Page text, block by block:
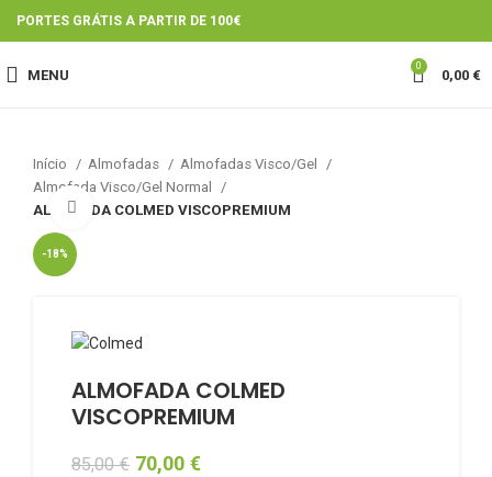
PORTES GRÁTIS A PARTIR DE 100€
MENU
0
0,00 €
Início Almofadas
Almofadas Visco/Gel
Almofada Visco/Gel Normal
ALMOFADA COLMED VISCOPREMIUM
-18%
Click to enlarge
ALMOFADA COLMED
VISCOPREMIUM
85,00€ 70,00 €